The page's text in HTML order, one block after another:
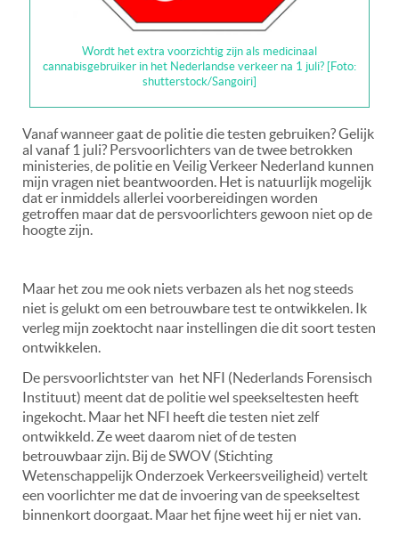
Wordt het extra voorzichtig zijn als medicinaal
cannabisgebruiker in het Nederlandse verkeer na 1 juli? [Foto:
shutterstock/Sangoiri]
Vanaf wanneer gaat de politie die testen gebruiken? Gelijk
al vanaf 1 juli? Persvoorlichters van de twee betrokken
ministeries, de politie en Veilig Verkeer Nederland kunnen
mijn vragen niet beantwoorden. Het is natuurlijk mogelijk
dat er inmiddels allerlei voorbereidingen worden
getroffen maar dat de persvoorlichters gewoon niet op de
hoogte zijn.
Maar het zou me ook niets verbazen als het nog steeds
niet is gelukt om een betrouwbare test te ontwikkelen. Ik
verleg mijn zoektocht naar instellingen die dit soort testen
ontwikkelen.
De persvoorlichtster van het NFI (Nederlands Forensisch
Instituut) meent dat de politie wel speekseltesten heeft
ingekocht. Maar het NFI heeft die testen niet zelf
ontwikkeld. Ze weet daarom niet of de testen
betrouwbaar zijn. Bij de SWOV (Stichting
Wetenschappelijk Onderzoek Verkeersveiligheid) vertelt
een voorlichter me dat de invoering van de speekseltest
binnenkort doorgaat. Maar het fijne weet hij er niet van.